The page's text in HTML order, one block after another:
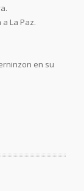
La Paz.
en su